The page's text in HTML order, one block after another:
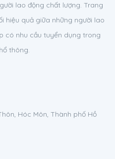
lao động chất lượng. Trang
hiệu quả giữa những người lao
có nhu cầu tuyển dụng trong
thông.
Hóc Môn, Thành phố Hồ